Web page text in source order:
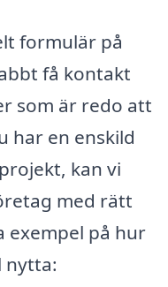
formulär på
få kontakt
som är redo att
har en enskild
kan vi
med rätt
exempel på hur
nytta: